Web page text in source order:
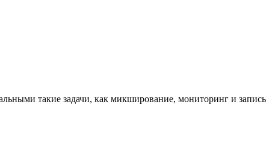
такие задачи, как микширование, мониторинг и запись